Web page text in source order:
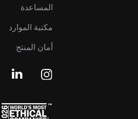
المساعدة
مكتبة الموارد
أمان المنتج